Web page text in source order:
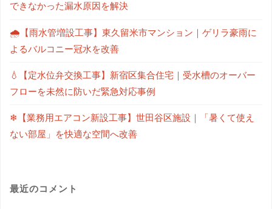
できなかった漏水原因を解決
🌧【雨水管増設工事】東久留米市マンション｜ゲリラ豪雨に
よるバルコニー冠水を改善
💧【定水位弁交換工事】新宿区集合住宅｜受水槽のオーバー
フローを未然に防いだ緊急対応事例
❄【業務用エアコン新設工事】世田谷区施設｜「暑くて使え
ない部屋」を快適な空間へ改善
最近のコメント